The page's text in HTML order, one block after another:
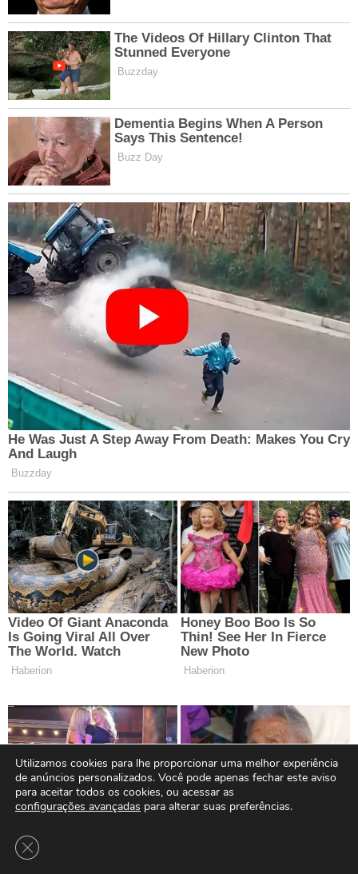
Utilizamos cookies para lhe proporcionar uma melhor experiência
de anúncios personalizados. Você pode apenas fechar este aviso
para aceitar todos os cookies, ou acessar as
configurações avançadas para alterar suas preferências.
Close GDPR Cookie Banner